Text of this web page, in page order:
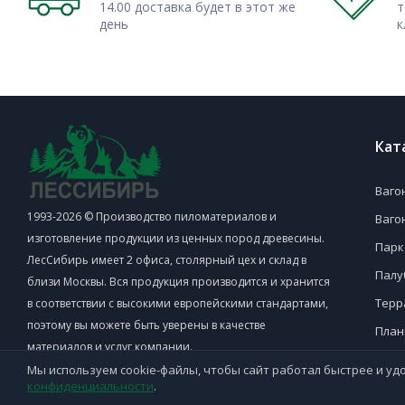
изделия – функционального и декоративного характера.
дерева. Причем, максимально недорого.
14.00 доставка будет в этот же
день
1993-2026 © Производство пиломатериалов и
изготовление продукции из ценных пород древесины.
ЛесСибирь имеет 2 офиса, столярный цех и склад в
близи Москвы. Вся продукция производится и хранится
в соответствии с высокими европейскими стандартами,
поэтому вы можете быть уверены в качестве
материалов и услуг компании.
Мы используем cookie-файлы, чтобы сайт работал быстрее и
конфиденциальности.